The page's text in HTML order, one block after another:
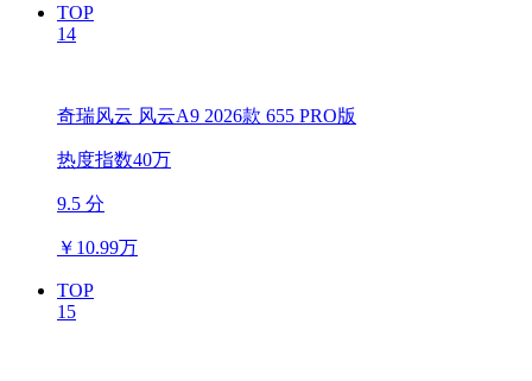
TOP
14
奇瑞风云 风云A9 2026款 655 PRO版
热度指数40万
9.5 分
￥ 10.99万
TOP
15